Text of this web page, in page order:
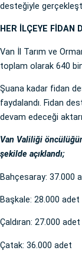
desteğiyle
HER İLÇEYE FİDAN
Van İl Tarım ve
toplam olarak 640 bin
Şuana kadar fidan
faydalandı. Fidan
devam edeceği
Van Valiliği
şekilde açıklandı;
Bahçesaray: 37.000
Başkale: 28.000 adet
Çaldıran: 27.000 adet
Çatak: 36.000 adet